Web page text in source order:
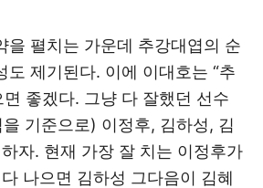
을 펼치는 가운데 추강대엽의 순
도 제기된다. 이에 이대호는 “추
좋겠다. 그냥 다 잘했던 선수
기준으로) 이정후, 김하성, 김
자. 현재 가장 잘 치는 이정후가
나으면 김하성 그다음이 김혜